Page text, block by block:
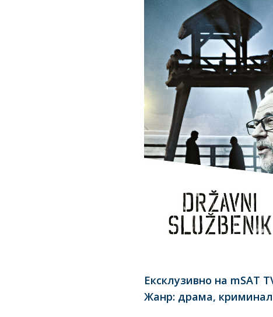
Eксклузивно на mSAT
Жанр: драма,